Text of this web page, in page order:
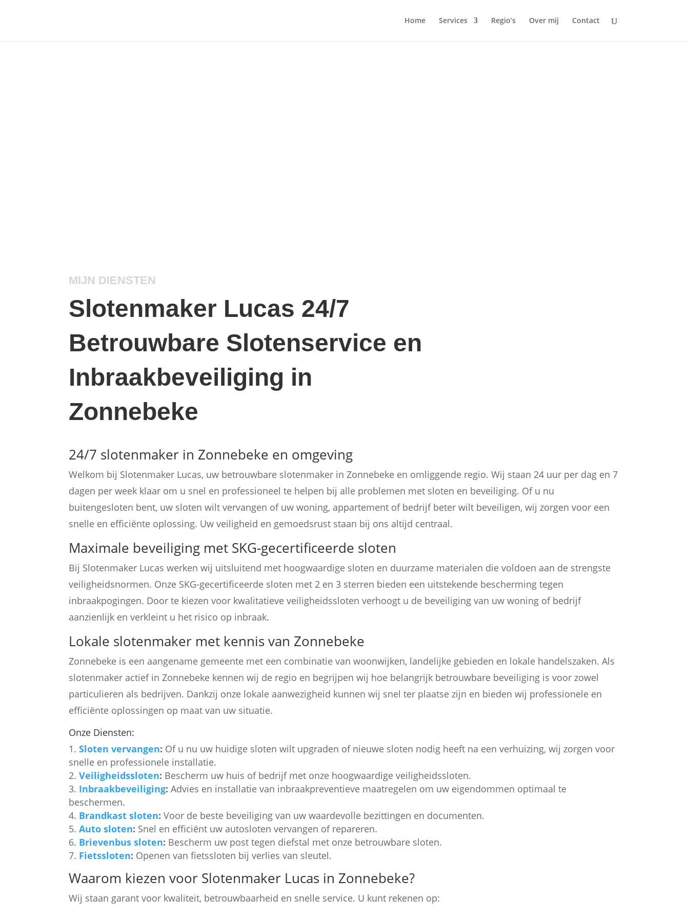
Home Services Regio’s Over mij Contact
MIJN DIENSTEN
Slotenmaker Lucas 24/7
Betrouwbare Slotenservice en
Inbraakbeveiliging in
Zonnebeke
24/7 slotenmaker in Zonnebeke en omgeving
Welkom bij Slotenmaker Lucas, uw betrouwbare slotenmaker in Zonnebeke en omliggende regio. Wij staan 24 uur per dag en 7
dagen per week klaar om u snel en professioneel te helpen bij alle problemen met sloten en beveiliging. Of u nu
buitengesloten bent, uw sloten wilt vervangen of uw woning, appartement of bedrijf beter wilt beveiligen, wij zorgen voor een
snelle en efficiënte oplossing. Uw veiligheid en gemoedsrust staan bij ons altijd centraal.
Maximale beveiliging met SKG-gecertificeerde sloten
Bij Slotenmaker Lucas werken wij uitsluitend met hoogwaardige sloten en duurzame materialen die voldoen aan de strengste
veiligheidsnormen. Onze SKG-gecertificeerde sloten met 2 en 3 sterren bieden een uitstekende bescherming tegen
inbraakpogingen. Door te kiezen voor kwalitatieve veiligheidssloten verhoogt u de beveiliging van uw woning of bedrijf
aanzienlijk en verkleint u het risico op inbraak.
Lokale slotenmaker met kennis van Zonnebeke
Zonnebeke is een aangename gemeente met een combinatie van woonwijken, landelijke gebieden en lokale handelszaken. Als
slotenmaker actief in Zonnebeke kennen wij de regio en begrijpen wij hoe belangrijk betrouwbare beveiliging is voor zowel
particulieren als bedrijven. Dankzij onze lokale aanwezigheid kunnen wij snel ter plaatse zijn en bieden wij professionele en
efficiënte oplossingen op maat van uw situatie.
Onze Diensten:
Sloten vervangen: Of u nu uw huidige sloten wilt upgraden of nieuwe sloten nodig heeft na een verhuizing, wij zorgen voor
snelle en professionele installatie.
Veiligheidssloten: Bescherm uw huis of bedrijf met onze hoogwaardige veiligheidssloten.
Inbraakbeveiliging: Advies en installatie van inbraakpreventieve maatregelen om uw eigendommen optimaal te
beschermen.
Brandkast sloten: Voor de beste beveiliging van uw waardevolle bezittingen en documenten.
Auto sloten: Snel en efficiënt uw autosloten vervangen of repareren.
Brievenbus sloten: Bescherm uw post tegen diefstal met onze betrouwbare sloten.
Fietssloten: Openen van fietssloten bij verlies van sleutel.
Waarom kiezen voor Slotenmaker Lucas in Zonnebeke?
Wij staan garant voor kwaliteit, betrouwbaarheid en snelle service. U kunt rekenen op: